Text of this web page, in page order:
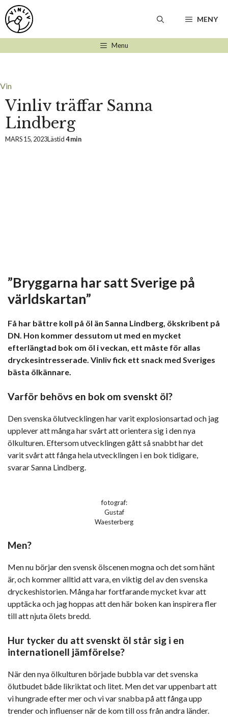
Hoppa
till
innehåll
MENY
Menu
Vin
Vinliv träffar Sanna
Lindberg
MARS 15, 2023Lästid4 min
”Bryggarna har satt Sverige på
världskartan”
Få har bättre koll på öl än Sanna Lindberg, ökskribent på
DN. Hon kommer dessutom ut med en mycket
efterlängtad bok om öl i veckan, ett måste för allas
dryckesintresserade. Vinliv fick ett snack med Sveriges
bästa ölkännare.
Varför behövs en bok om svenskt öl?
Den svenska ölutvecklingen har varit explosionsartad och jag
upplever att många har svårt att orientera sig i den nya
ölkulturen. Eftersom utvecklingen gått så snabbt har det
varit svårt att fånga hela utvecklingen i en bok tidigare,
svarar Sanna Lindberg.
fotograf:
Gustaf
Waesterberg
Men?
Men nu börjar den svensk ölscenen mogna och det som hänt
är, och kommer alltid att vara, en viktig del av den svenska
dryckeshistorien. Många har fortfarande mycket kvar att
upptäcka och jag hoppas att den här boken kan inspirera fler
till att njuta ölets bredd.
Hur tycker du att svenskt öl står sig i en
internationell jämförelse?
När den nya ölkulturen började bubbla var det svenska
ölutbudet både likriktat och litet. Men det var uppenbart att
vi hungrade efter mer och vi var snabba på att fånga upp
trender och influenser när de kom till oss från andra länder.